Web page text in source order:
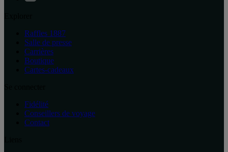
Raffles 1887
Salle de presse
Carrières
Boutique
Cartes-cadeaux
Fidélité
Conseillers de voyage
Contact